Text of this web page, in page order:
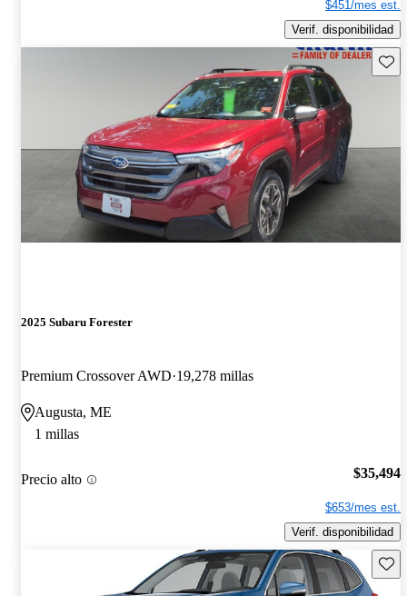
$451/mes est.
Verif. disponibilidad
2025 Subaru Forester
Premium Crossover AWD 19,278 millas
Augusta, ME
1 millas
Precio alto $35,494
$653/mes est.
Verif. disponibilidad